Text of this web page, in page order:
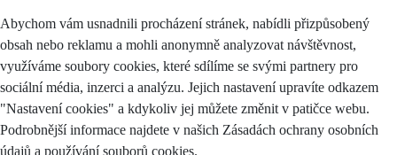
Abychom vám usnadnili procházení stránek, nabídli přizpůsobený
obsah nebo reklamu a mohli anonymně analyzovat návštěvnost,
využíváme soubory cookies, které sdílíme se svými partnery pro
sociální média, inzerci a analýzu. Jejich nastavení upravíte odkazem
"Nastavení cookies" a kdykoliv jej můžete změnit v patičce webu.
Podrobnější informace najdete v našich Zásadách ochrany osobních
údajů a používání souborů cookies.